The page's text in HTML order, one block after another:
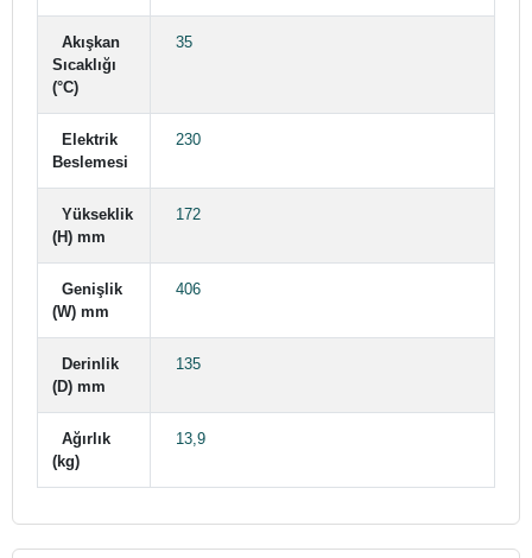
Akışkan
Sıcaklığı
(°C)
35
Elektrik
Beslemesi
230
Yükseklik
(H) mm
172
Genişlik
(W) mm
406
Derinlik
(D) mm
135
Ağırlık
(kg)
13,9